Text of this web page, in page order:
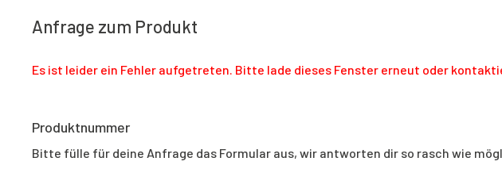
Anfrage zum Produkt
Es ist leider ein Fehler aufgetreten. Bitte lade dieses Fenster erneut oder
Produktnummer
Bitte fülle für deine Anfrage das Formular aus, wir antworten dir so rasch wie